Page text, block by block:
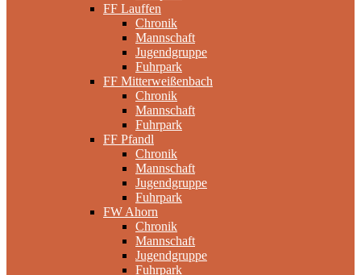
FF Lauffen
Chronik
Mannschaft
Jugendgruppe
Fuhrpark
FF Mitterweißenbach
Chronik
Mannschaft
Fuhrpark
FF Pfandl
Chronik
Mannschaft
Jugendgruppe
Fuhrpark
FW Ahorn
Chronik
Mannschaft
Jugendgruppe
Fuhrpark